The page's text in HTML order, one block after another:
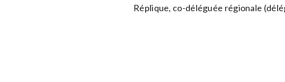
Réplique, co-déléguée régionale